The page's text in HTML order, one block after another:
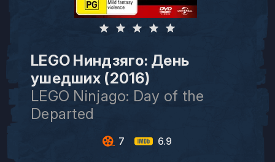
LEGO Ниндзяго: День
ушедших (2016)
LEGO Ninjago: Day of the
Departed
7 6.9